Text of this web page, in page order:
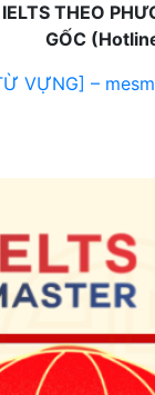
THEO
GỐC
VỰNG] –